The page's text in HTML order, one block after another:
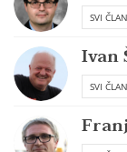
SVI
Ivan
SVI